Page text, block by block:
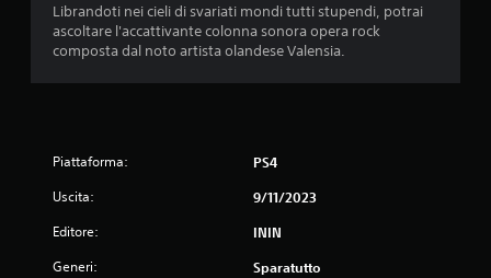
Librandoti nei cieli di svariati mondi tutti stupendi, potrai
ascoltare l'accattivante colonna sonora opera rock
composta dal noto artista olandese Valensia.
Piattaforma: PS4
Uscita: 9/11/2023
Editore: ININ
Generi: Sparatutto